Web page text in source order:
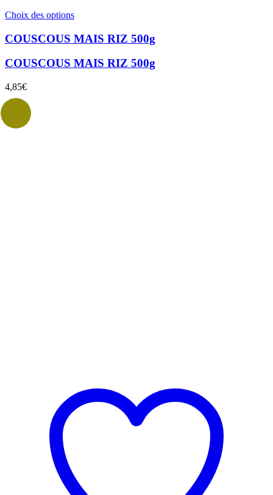
Choix des optionsCe
a
plusieurs
variations.
Les
COUSCOUS MAIS RIZ 500g
COUSCOUS MAIS RIZ 500g
4,85€